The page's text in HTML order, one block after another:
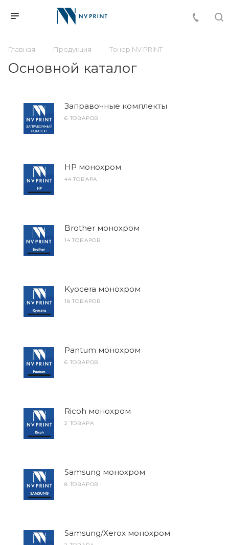
Главная Продукция Тонер NV PRINT
Основной каталог
Заправочные комплекты
6 ТОВАРОВ
HP монохром
44 ТОВАРА
Brother монохром
14 ТОВАРОВ
Kyocera монохром
18 ТОВАРОВ
Pantum монохром
6 ТОВАРОВ
Ricoh монохром
2 ТОВАРА
Samsung монохром
8 ТОВАРОВ
Samsung/Xerox монохром